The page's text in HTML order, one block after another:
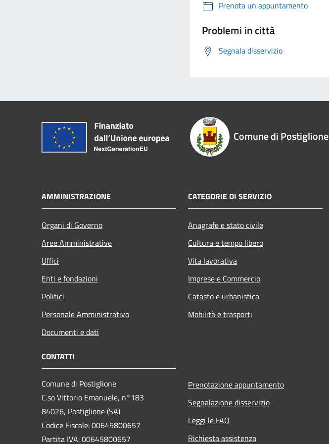
Prenota un appuntamento
Problemi in città
Segnala disservizio
Comune di Postiglione
AMMINISTRAZIONE
Organi di Governo
Aree Amministrative
Uffici
Enti e fondazioni
Politici
Personale Amministrativo
Documenti e dati
CATEGORIE DI SERVIZIO
Anagrafe e stato civile
Cultura e tempo libero
Vita lavorativa
Imprese e Commercio
Catasto e urbanistica
Mobilità e trasporti
CONTATTI
Comune di Postiglione
C.so Vittorio Emanuele, n°183
84026, Postiglione (SA)
Codice Fiscale: 00645800657
Partita IVA: 00645800657
Prenotazione appuntamento
Segnalazione disservizio
Leggi le FAQ
Richiesta assistenza